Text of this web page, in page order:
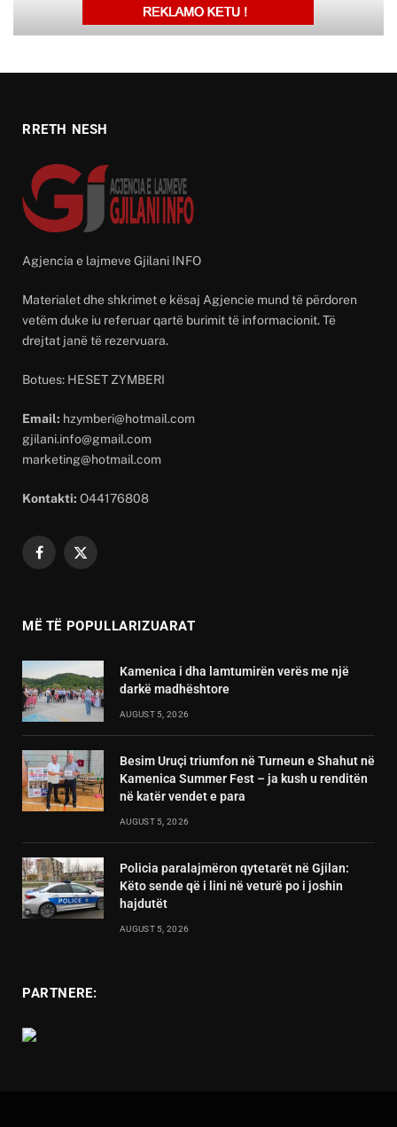
RRETH NESH
Agjencia e lajmeve Gjilani INFO
Materialet dhe shkrimet e kësaj Agjencie mund të përdoren
vetëm duke iu referuar qartë burimit të informacionit. Të
drejtat janë të rezervuara.
Botues: HESET ZYMBERI
Email: hzymberi@hotmail.com
gjilani.info@gmail.com
marketing@hotmail.com
Kontakti: O44176808
Facebook
X
MË TË POPULLARIZUARAT
Kamenica i dha lamtumirën verës me një
darkë madhështore
AUGUST 5, 2026
Besim Uruçi triumfon në Turneun e Shahut në
Kamenica Summer Fest – ja kush u renditën
në katër vendet e para
AUGUST 5, 2026
Policia paralajmëron qytetarët në Gjilan:
Këto sende që i lini në veturë po i joshin
hajdutët
AUGUST 5, 2026
PARTNERE: